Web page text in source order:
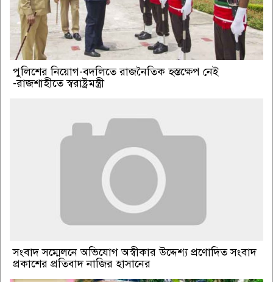
পুলিশের নিয়োগ-বদলিতে রাজনৈতিক হস্তক্ষেপ নেই
-রাজশাহীতে স্বরাষ্ট্রমন্ত্রী
সংবাদ সম্মেলনে অভিযোগ অস্বীকার উদ্দেশ্য প্রণোদিত সংবাদ
প্রকাশের প্রতিবাদ নাজির হাসানের